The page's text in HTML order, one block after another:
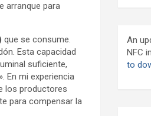
arranque para
que se consume.
Esta capacidad
suficiente,
En mi experiencia
los productores
para compensar la
An
NFC
to